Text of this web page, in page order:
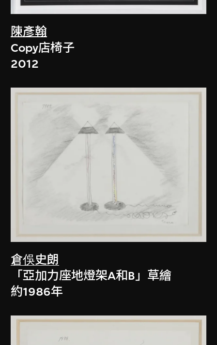
陳彥翰
Copy店椅子
2012
倉俁史朗
「亞加力座地燈架A和B」草繪
約1986年